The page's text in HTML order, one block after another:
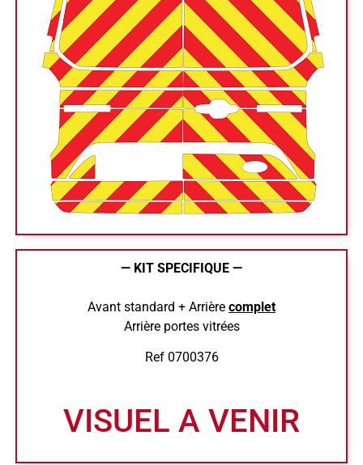
— KIT SPECIFIQUE —
Avant standard + Arrière complet
Arrière portes vitrées
Ref 0700376
VISUEL A VENIR